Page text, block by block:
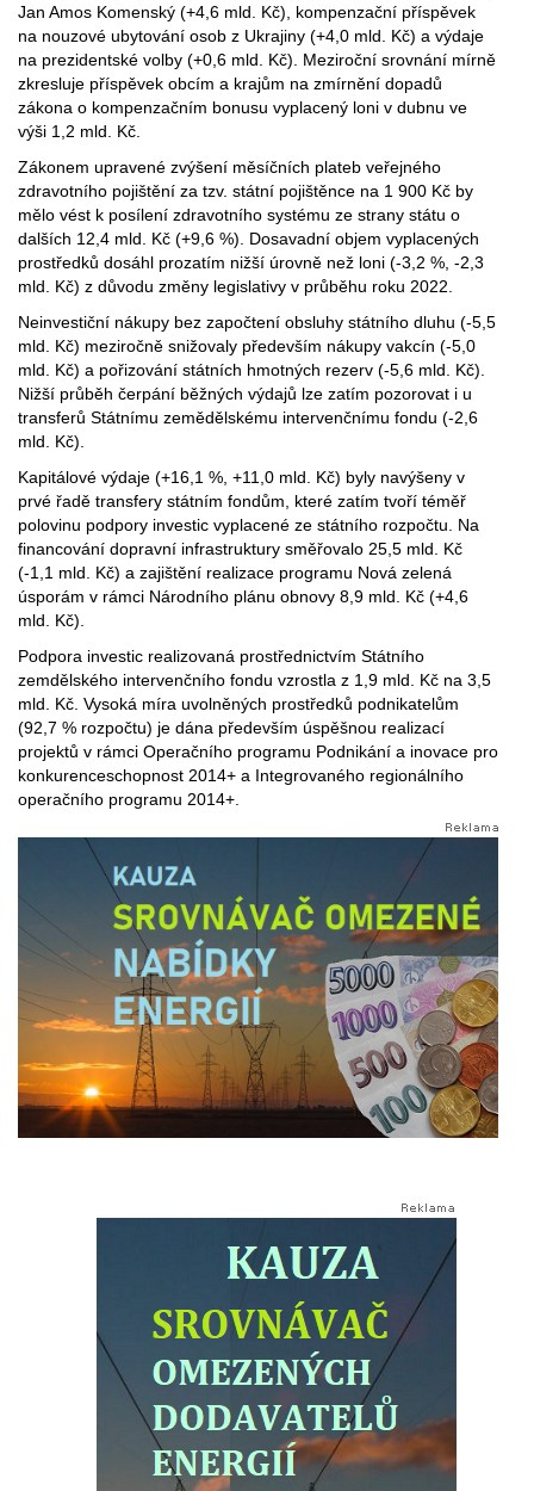
Jan Amos Komenský (+4,6 mld. Kč), kompenzační příspěvek
na nouzové ubytování osob z Ukrajiny (+4,0 mld. Kč) a výdaje
na prezidentské volby (+0,6 mld. Kč). Meziroční srovnání mírně
zkresluje příspěvek obcím a krajům na zmírnění dopadů
zákona o kompenzačním bonusu vyplacený loni v dubnu ve
výši 1,2 mld. Kč.
Zákonem upravené zvýšení měsíčních plateb veřejného
zdravotního pojištění za tzv. státní pojištěnce na 1 900 Kč by
mělo vést k posílení zdravotního systému ze strany státu o
dalších 12,4 mld. Kč (+9,6 %). Dosavadní objem vyplacených
prostředků dosáhl prozatím nižší úrovně než loni (-3,2 %, -2,3
mld. Kč) z důvodu změny legislativy v průběhu roku 2022.
Neinvestiční nákupy bez započtení obsluhy státního dluhu (-5,5
mld. Kč) meziročně snižovaly především nákupy vakcín (-5,0
mld. Kč) a pořizování státních hmotných rezerv (-5,6 mld. Kč).
Nižší průběh čerpání běžných výdajů lze zatím pozorovat i u
transferů Státnímu zemědělskému intervenčnímu fondu (-2,6
mld. Kč).
Kapitálové výdaje (+16,1 %, +11,0 mld. Kč) byly navýšeny v
prvé řadě transfery státním fondům, které zatím tvoří téměř
polovinu podpory investic vyplacené ze státního rozpočtu. Na
financování dopravní infrastruktury směřovalo 25,5 mld. Kč
(-1,1 mld. Kč) a zajištění realizace programu Nová zelená
úsporám v rámci Národního plánu obnovy 8,9 mld. Kč (+4,6
mld. Kč).
Podpora investic realizovaná prostřednictvím Státního
zemdělského intervenčního fondu vzrostla z 1,9 mld. Kč na 3,5
mld. Kč. Vysoká míra uvolněných prostředků podnikatelům
(92,7 % rozpočtu) je dána především úspěšnou realizací
projektů v rámci Operačního programu Podnikání a inovace pro
konkurenceschopnost 2014+ a Integrovaného regionálního
operačního programu 2014+.